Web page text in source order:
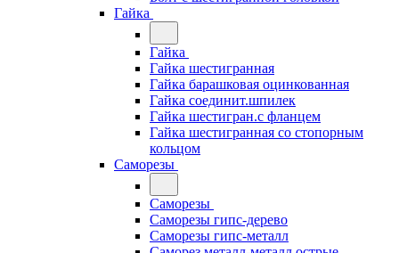
Гайка
Гайка
Гайка шестигранная
Гайка барашковая оцинкованная
Гайка соединит.шпилек
Гайка шестигран.с фланцем
Гайка шестигранная со стопорным
кольцом
Саморезы
Саморезы
Саморезы гипс-дерево
Саморезы гипс-металл